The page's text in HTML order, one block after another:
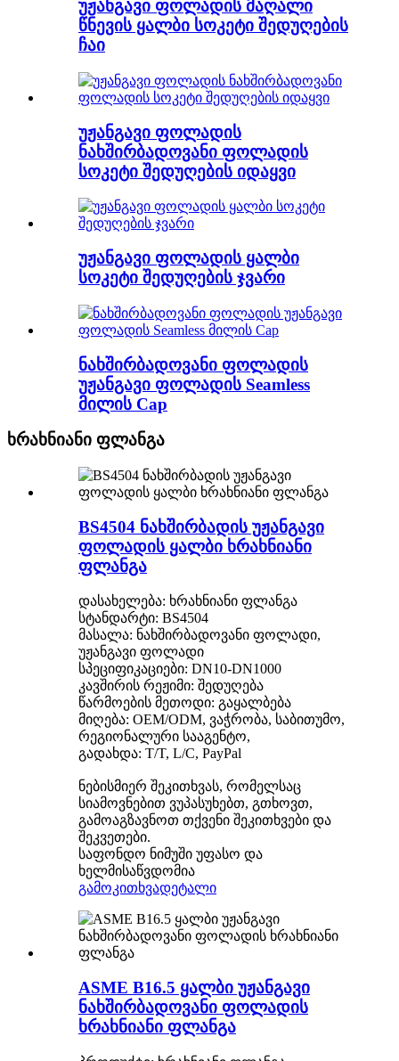
უჟანგავი ფოლადის მაღალი
წნევის ყალბი სოკეტი შედუღების
ჩაი
უჟანგავი ფოლადის
ნახშირბადოვანი ფოლადის
სოკეტი შედუღების იდაყვი
უჟანგავი ფოლადის ყალბი
სოკეტი შედუღების ჯვარი
ნახშირბადოვანი ფოლადის
უჟანგავი ფოლადის Seamless
მილის Cap
ხრახნიანი ფლანგა
BS4504 ნახშირბადის უჟანგავი
ფოლადის ყალბი ხრახნიანი
ფლანგა
დასახელება: ხრახნიანი ფლანგა
სტანდარტი: BS4504
მასალა: ნახშირბადოვანი ფოლადი,
უჟანგავი ფოლადი
სპეციფიკაციები: DN10-DN1000
კავშირის რეჟიმი: შედუღება
წარმოების მეთოდი: გაყალბება
მიღება: OEM/ODM, ვაჭრობა, საბითუმო,
რეგიონალური სააგენტო,
გადახდა: T/T, L/C, PayPal
ნებისმიერ შეკითხვას, რომელსაც
სიამოვნებით ვუპასუხებთ, გთხოვთ,
გამოაგზავნოთ თქვენი შეკითხვები და
შეკვეთები.
საფონდო ნიმუში უფასო და
ხელმისაწვდომია
გამოკითხვადეტალი
ASME B16.5 ყალბი უჟანგავი
ნახშირბადოვანი ფოლადის
ხრახნიანი ფლანგა